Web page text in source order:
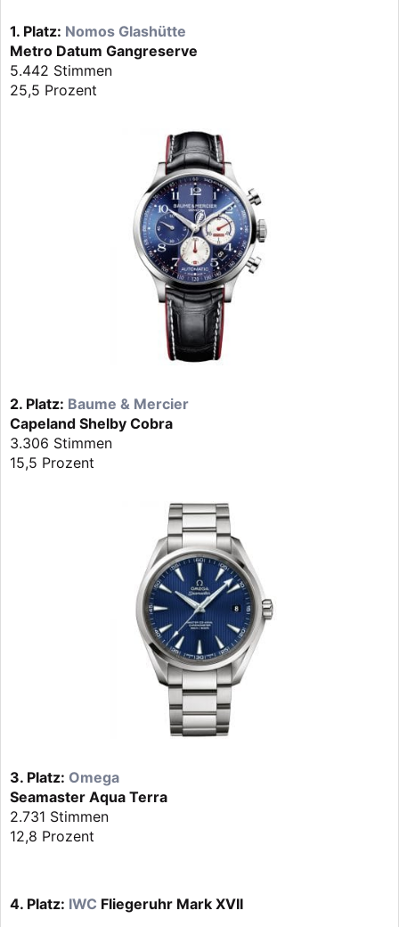
1. Platz: Nomos Glashütte
Metro Datum Gangreserve
5.442 Stimmen
25,5 Prozent
2. Platz: Baume & Mercier
Capeland Shelby Cobra
3.306 Stimmen
15,5 Prozent
3. Platz: Omega
Seamaster Aqua Terra
2.731 Stimmen
12,8 Prozent
4. Platz: IWC Fliegeruhr Mark XVII